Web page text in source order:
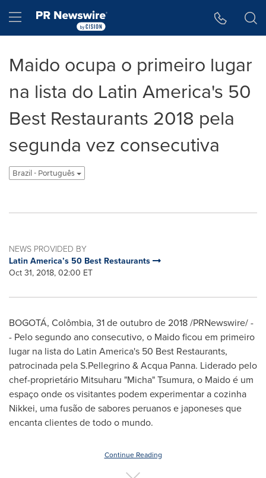
Hamburger menu
Maido ocupa o primeiro lugar
na lista do Latin America's 50
Best Restaurants 2018 pela
segunda vez consecutiva
Brazil - Português
NEWS PROVIDED BY
Latin America’s 50 Best Restaurants
Oct 31, 2018, 02:00 ET
BOGOTÁ, Colômbia, 31 de outubro de 2018 /PRNewswire/ -
- Pelo segundo ano consecutivo, o Maido ficou em primeiro
lugar na lista do Latin America's 50 Best Restaurants,
patrocinada pela S.Pellegrino &Acqua Panna. Liderado pelo
chef-proprietário Mitsuharu "Micha" Tsumura, o Maido é um
espaço onde os visitantes podem experimentar a cozinha
Nikkei, uma fusão de sabores peruanos e japoneses que
encanta clientes de todo o mundo.
Continue Reading